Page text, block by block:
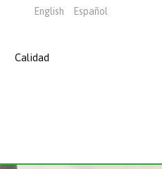
English Español
Calidad